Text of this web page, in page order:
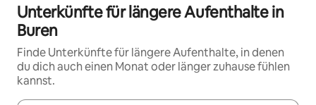
Unterkünfte für längere Aufenthalte in
Buren
Finde Unterkünfte für längere Aufenthalte, in denen
du dich auch einen Monat oder länger zuhause fühlen
kannst.